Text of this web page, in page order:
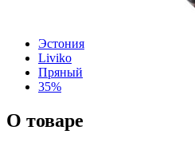
Эстония
Liviko
Пряный
35%
О товаре